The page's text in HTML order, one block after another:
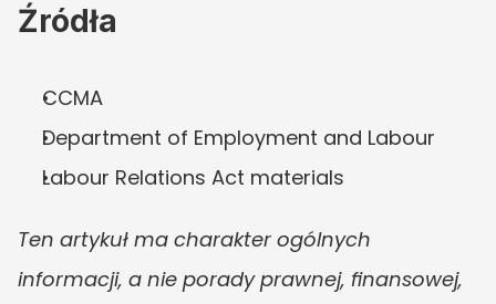
Źródła
CCMA
Department of Employment and Labour
Labour Relations Act materials
Ten artykuł ma charakter ogólnych
informacji, a nie porady prawnej, finansowej,